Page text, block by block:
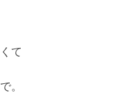
て
。